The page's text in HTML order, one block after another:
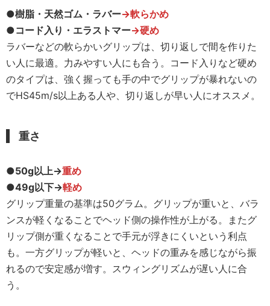
●樹脂・天然ゴム・ラバー→軟らかめ
●コード入り・エラストマー→硬め
ラバーなどの軟らかいグリップは、切り返しで間を作りた
い人に最適。力みやすい人にも合う。コード入りなど硬め
のタイプは、強く握っても手の中でグリップが暴れないの
でHS45m/s以上ある人や、切り返しが早い人にオススメ。
重さ
●50g以上→重め
●49g以下→軽め
グリップ重量の基準は50グラム。グリップが重いと、バラ
ンスが軽くなることでヘッド側の操作性が上がる。またグ
リップ側が重くなることで手元が浮きにくいという利点
も。一方グリップが軽いと、ヘッドの重みを感じながら振
れるので安定感が増す。スウィングリズムが遅い人に合
う。